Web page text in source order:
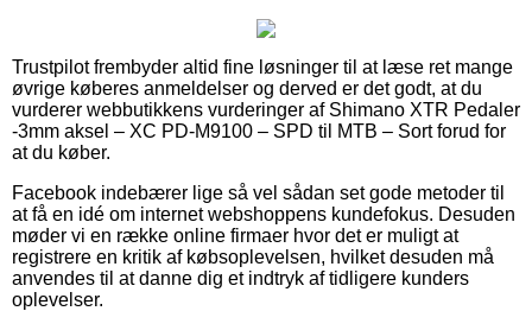
Trustpilot frembyder altid fine løsninger til at læse ret mange
øvrige køberes anmeldelser og derved er det godt, at du
vurderer webbutikkens vurderinger af Shimano XTR Pedaler
-3mm aksel – XC PD-M9100 – SPD til MTB – Sort forud for
at du køber.
Facebook indebærer lige så vel sådan set gode metoder til
at få en idé om internet webshoppens kundefokus. Desuden
møder vi en række online firmaer hvor det er muligt at
registrere en kritik af købsoplevelsen, hvilket desuden må
anvendes til at danne dig et indtryk af tidligere kunders
oplevelser.